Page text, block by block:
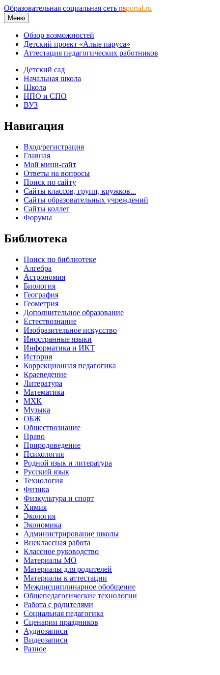
Образовательная социальная сеть nsportal.ru
Меню
Обзор возможностей
Детский проект «Алые паруса»
Аттестация педагогических работников
Детский сад
Начальная школа
Школа
НПО и СПО
ВУЗ
Навигация
Вход/регистрация
Главная
Мой мини-сайт
Ответы на вопросы
Поиск по сайту
Сайты классов, групп, кружков...
Сайты образовательных учреждений
Сайты коллег
Форумы
Библиотека
Поиск по библиотеке
Алгебра
Астрономия
Биология
География
Геометрия
Дополнительное образование
Естествознание
Изобразительное искусство
Иностранные языки
Информатика и ИКТ
История
Коррекционная педагогика
Краеведение
Литература
Математика
МХК
Музыка
ОБЖ
Обществознание
Право
Природоведение
Психология
Родной язык и литература
Русский язык
Технология
Физика
Физкультура и спорт
Химия
Экология
Экономика
Администрирование школы
Внеклассная работа
Классное руководство
Материалы МО
Материалы для родителей
Материалы к аттестации
Междисциплинарное обобщение
Общепедагогические технологии
Работа с родителями
Социальная педагогика
Сценарии праздников
Аудиозаписи
Видеозаписи
Разное